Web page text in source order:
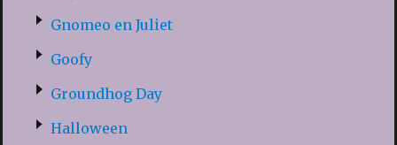
Gnomeo en Juliet
Goofy
Groundhog Day
Halloween